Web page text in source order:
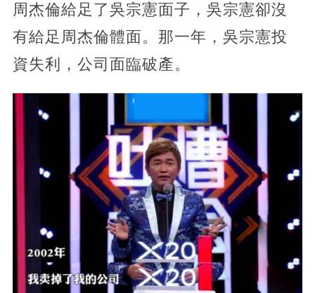
周杰倫給足了吳宗憲面子，吳宗憲卻沒
有給足周杰倫體面。那一年，吳宗憲投
資失利，公司面臨破產。